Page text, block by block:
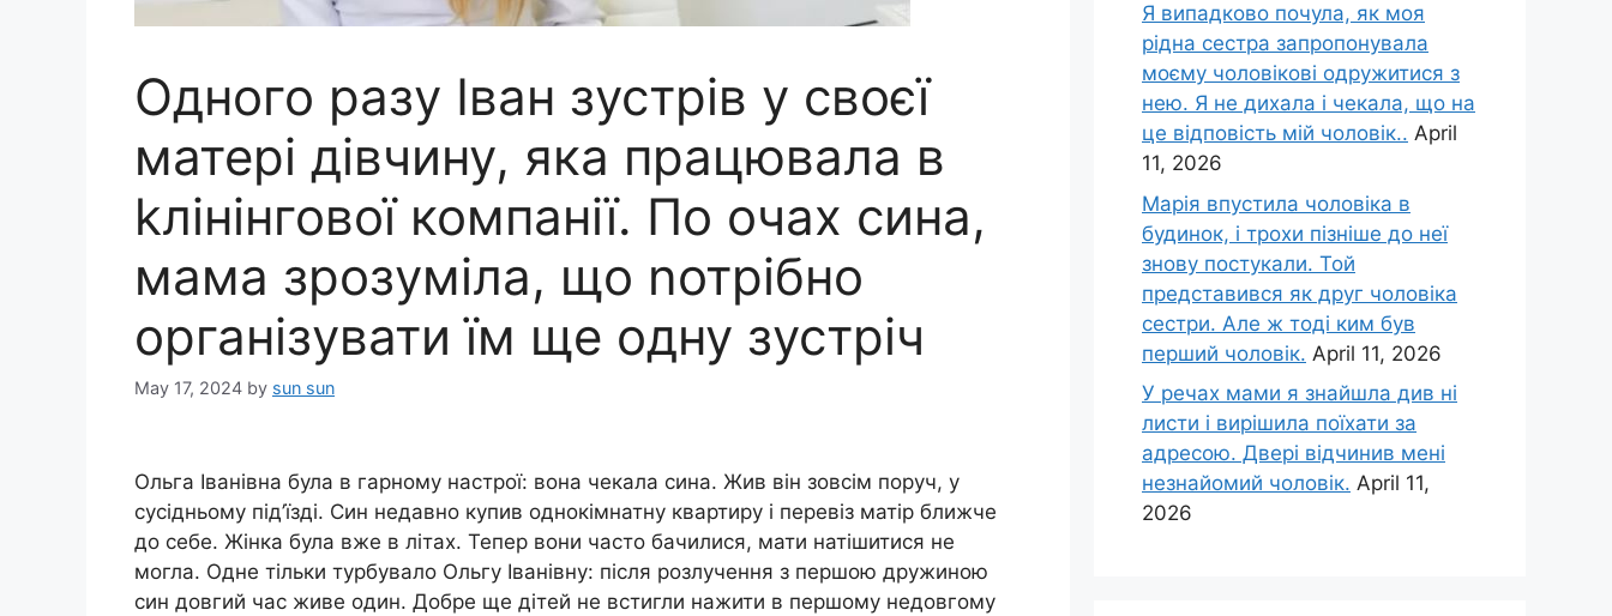
Одного разу Іван зустрів у своєї
матері дівчину, яка працювала в
kлінінгової компанії. По очах сина,
мама зрозуміла, що nотрібно
організувати їм ще одну зустріч
May 17, 2024 by sun sun
Ольга Іванівна була в гарному настрої: вона чекала сина. Жив він зовсім поруч, у
сусідньому під’їзді. Син недавно купив однокімнатну квартиру і перевіз матір ближче
до себе. Жінка була вже в літах. Тепер вони часто бачилися, мати натішитися не
могла. Одне тільки турбувало Ольгу Іванівну: після розлучення з першою дружиною
син довгий час живе один. Добре ще дітей не встигли нажити в першому недовгому
Я випадково почула, як моя
рідна сестра запропонувала
моєму чоловікові одружитися з
нею. Я не дихала і чекала, що на
це відповість мій чоловік.. April
11, 2026
Марія впустила чоловіка в
будинок, і трохи пізніше до неї
знову постукали. Той
представився як друг чоловіка
сестри. Але ж тоді ким був
перший чоловік. April 11, 2026
У речах мами я знайшла див ні
листи і вирішила поїхати за
адресою. Двері відчинив мені
незнайомий чоловік. April 11,
2026